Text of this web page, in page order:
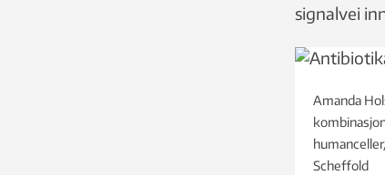
signalvei
Amanda
Scheffold